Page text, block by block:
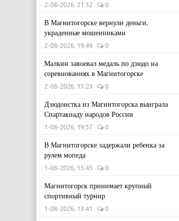
2-08-2026, 21:32 0
В Магнитогорске вернули деньги,
украденные мошенниками
2-08-2026, 19:49 0
Малкин завоевал медаль по дзюдо на
соревнованиях в Магнитогорске
2-08-2026, 15:23 0
Дзюдоистка из Магнитогорска выиграла
Спартакиаду народов России
1-08-2026, 19:57 0
В Магнитогорске задержали ребенка за
рулем мопеда
1-08-2026, 15:45 0
Магнитогорск принимает крупный
спортивный турнир
1-08-2026, 13:41 0